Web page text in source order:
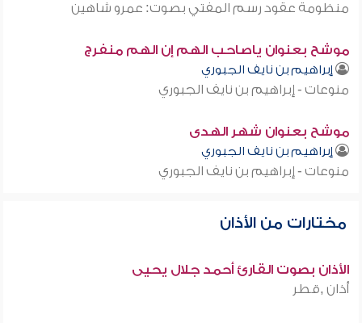
منظومة عقود رسم المفتي بصوت: عمرو شاهين
موشح بعنوان ياصاحب الهم إن الهم منفرج
إبراهيم بن نايف الجبوري
منوعات - إبراهيم بن نايف الجبوري
موشح بعنوان شهر الهدى
إبراهيم بن نايف الجبوري
منوعات - إبراهيم بن نايف الجبوري
مختارات من الأذان
الأذان بصوت القارئ أحمد جلال يحيى
أذان ,قطر